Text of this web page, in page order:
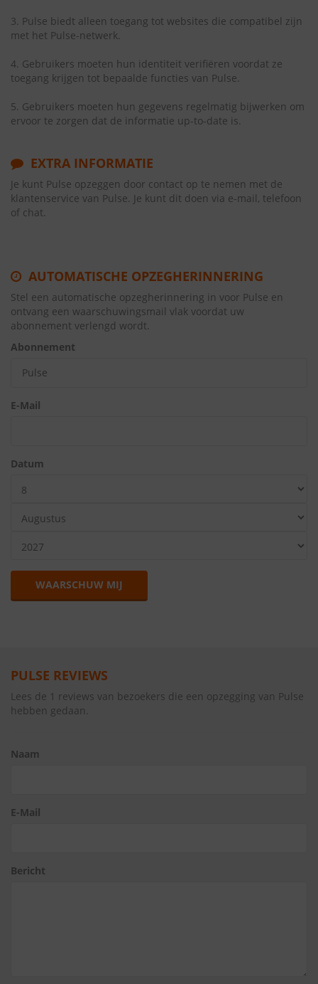
3. Pulse biedt alleen toegang tot websites die compatibel zijn
met het Pulse-netwerk.
4. Gebruikers moeten hun identiteit verifiëren voordat ze
toegang krijgen tot bepaalde functies van Pulse.
5. Gebruikers moeten hun gegevens regelmatig bijwerken om
ervoor te zorgen dat de informatie up-to-date is.
EXTRA INFORMATIE
Je kunt Pulse opzeggen door contact op te nemen met de
klantenservice van Pulse. Je kunt dit doen via e-mail, telefoon
of chat.
AUTOMATISCHE OPZEGHERINNERING
Stel een automatische opzegherinnering in voor Pulse en
ontvang een waarschuwingsmail vlak voordat uw
abonnement verlengd wordt.
Abonnement
E-Mail
Datum
WAARSCHUW MIJ
PULSE REVIEWS
Lees de 1 reviews van bezoekers die een opzegging van Pulse
hebben gedaan.
Naam
E-Mail
Bericht